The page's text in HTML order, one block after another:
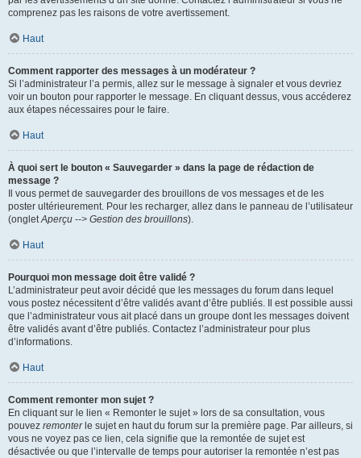
comprenez pas les raisons de votre avertissement.
Haut
Comment rapporter des messages à un modérateur ?
Si l’administrateur l’a permis, allez sur le message à signaler et vous devriez
voir un bouton pour rapporter le message. En cliquant dessus, vous accéderez
aux étapes nécessaires pour le faire.
Haut
À quoi sert le bouton « Sauvegarder » dans la page de rédaction de
message ?
Il vous permet de sauvegarder des brouillons de vos messages et de les
poster ultérieurement. Pour les recharger, allez dans le panneau de l’utilisateur
(ongletAperçu --> Gestion des brouillons).
Haut
Pourquoi mon message doit être validé ?
L’administrateur peut avoir décidé que les messages du forum dans lequel
vous postez nécessitent d’être validés avant d’être publiés. Il est possible aussi
que l’administrateur vous ait placé dans un groupe dont les messages doivent
être validés avant d’être publiés. Contactez l’administrateur pour plus
d’informations.
Haut
Comment remonter mon sujet ?
En cliquant sur le lien « Remonter le sujet » lors de sa consultation, vous
pouvez remonterle sujet en haut du forum sur la première page. Par ailleurs, si
vous ne voyez pas ce lien, cela signifie que la remontée de sujet est
désactivée ou que l’intervalle de temps pour autoriser la remontée n’est pas